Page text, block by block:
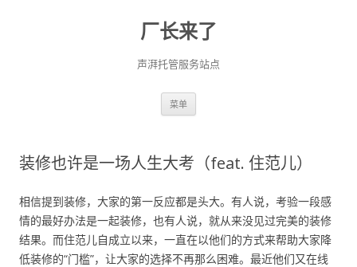
厂长来了
声湃托管服务站点
菜单
装修也许是一场人生大考（feat. 住范儿）
相信提到装修，大家的第一反应都是头大。有人说，考验一段感
情的最好办法是一起装修，也有人说，就从来没见过完美的装修
结果。而住范儿自成立以来，一直在以他们的方式来帮助大家降
低装修的“门槛”，让大家的选择不再那么困难。最近他们又在线